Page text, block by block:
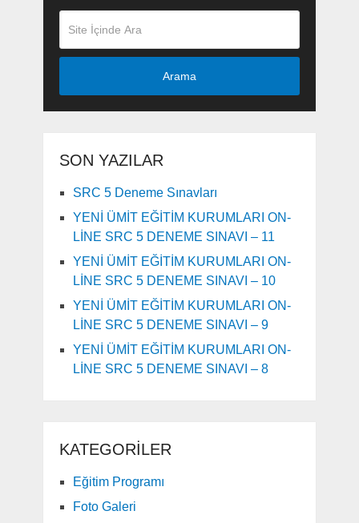
Arama
SON YAZILAR
SRC 5 Deneme Sınavları
YENİ ÜMİT EĞİTİM KURUMLARI ON-
LİNE SRC 5 DENEME SINAVI – 11
YENİ ÜMİT EĞİTİM KURUMLARI ON-
LİNE SRC 5 DENEME SINAVI – 10
YENİ ÜMİT EĞİTİM KURUMLARI ON-
LİNE SRC 5 DENEME SINAVI – 9
YENİ ÜMİT EĞİTİM KURUMLARI ON-
LİNE SRC 5 DENEME SINAVI – 8
KATEGORILER
Eğitim Programı
Foto Galeri